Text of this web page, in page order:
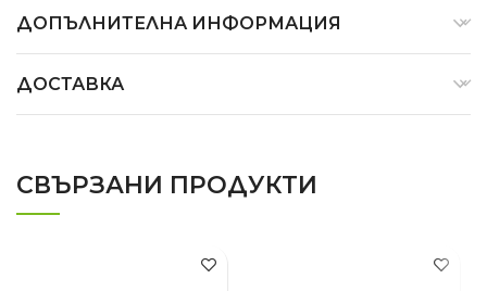
ДОПЪЛНИТЕЛНА ИНФОРМАЦИЯ
ДОСТАВКА
СВЪРЗАНИ ПРОДУКТИ